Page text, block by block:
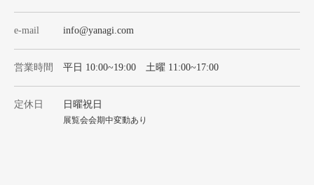
e-mail info@yanagi.com
営業時間 平日 10:00~19:00 土曜 11:00~17:00
定休日 日曜祝日
展覧会会期中変動あり